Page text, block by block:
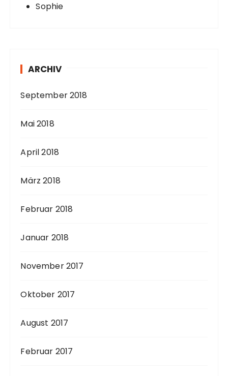
Sophie
ARCHIV
September 2018
Mai 2018
April 2018
März 2018
Februar 2018
Januar 2018
November 2017
Oktober 2017
August 2017
Februar 2017